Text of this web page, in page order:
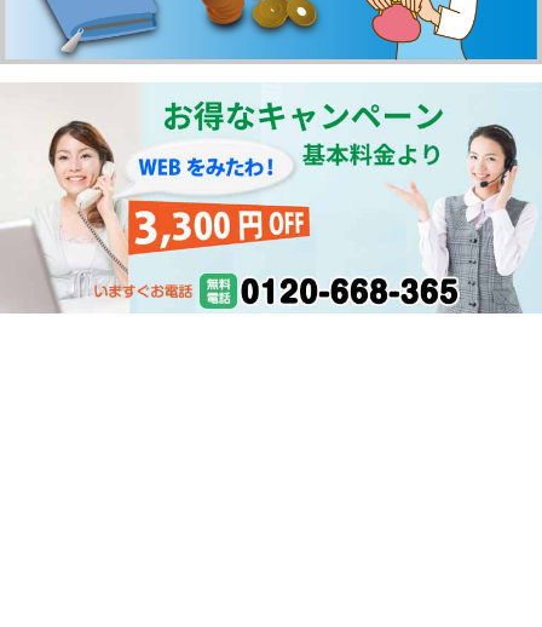
北海道の水漏れ ほっかいどう水道仕事人 サービス内容
料金一覧 営業エリア よくあるご質問 会社案内
お問い合わせ 専門用語 水回り情報 お客様の作業事例
仕事人紹介 期間限定
受付：7:00～21:00